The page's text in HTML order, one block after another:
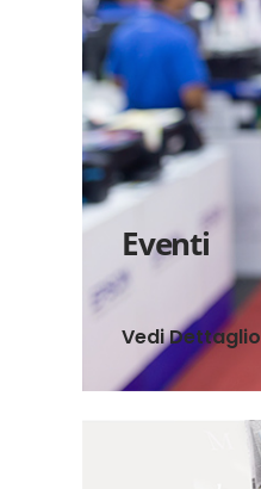
Vedi Dettaglio
Eventi